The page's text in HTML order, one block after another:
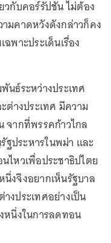
วกับคอร์รัปชัน ไม่ต้อง
มคาดหวังดังกล่าวก็คง
พาะประเด็นเรื่อง
นธ์ระหว่างประเทศ
ต่างประเทศ มีความ
จากที่พรรคก้าวไกล
ประหารในพม่า และ
ไหวเพื่อประชาธิปไตย
งจึงอยากเห็นรัฐบาล
งประเทศอย่างเป็น
หนึ่งในการลดทอน